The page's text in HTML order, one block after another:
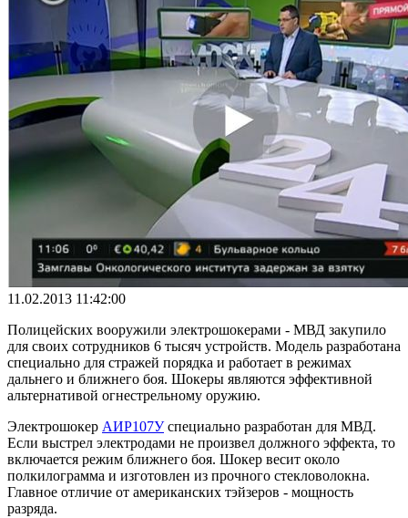
11.02.2013 11:42:00
Полицейских вооружили электрошокерами - МВД закупило
для своих сотрудников 6 тысяч устройств. Модель разработана
специально для стражей порядка и работает в режимах
дальнего и ближнего боя. Шокеры являются эффективной
альтернативой огнестрельному оружию.
Электрошокер АИР107Успециально разработан для МВД.
Если выстрел электродами не произвел должного эффекта, то
включается режим ближнего боя. Шокер весит около
полкилограмма и изготовлен из прочного стекловолокна.
Главное отличие от американских тэйзеров - мощность
разряда.